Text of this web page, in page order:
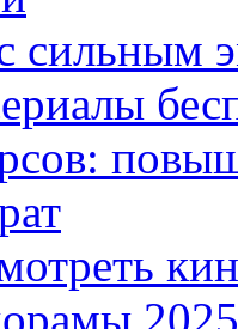
сильным